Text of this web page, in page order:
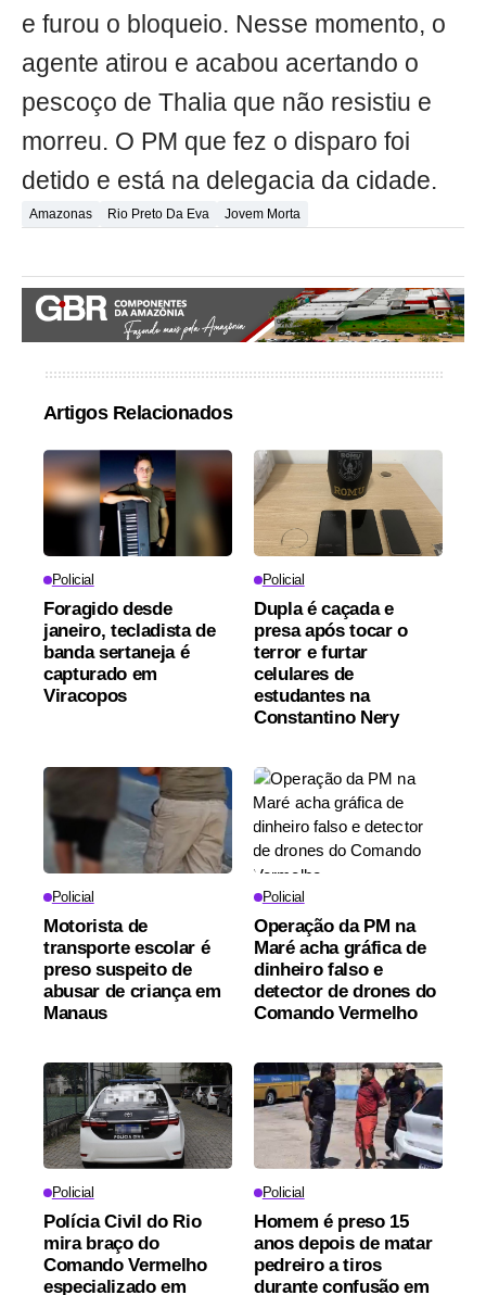
e furou o bloqueio. Nesse momento, o
agente atirou e acabou acertando o
pescoço de Thalia que não resistiu e
morreu. O PM que fez o disparo foi
detido e está na delegacia da cidade.
Amazonas Rio Preto Da Eva Jovem Morta
Artigos Relacionados
Policial
Foragido desde
janeiro, tecladista de
banda sertaneja é
capturado em
Viracopos
Policial
Dupla é caçada e
presa após tocar o
terror e furtar
celulares de
estudantes na
Constantino Nery
Policial
Motorista de
transporte escolar é
preso suspeito de
abusar de criança em
Manaus
Policial
Operação da PM na
Maré acha gráfica de
dinheiro falso e
detector de drones do
Comando Vermelho
Policial
Polícia Civil do Rio
mira braço do
Comando Vermelho
especializado em
Policial
Homem é preso 15
anos depois de matar
pedreiro a tiros
durante confusão em